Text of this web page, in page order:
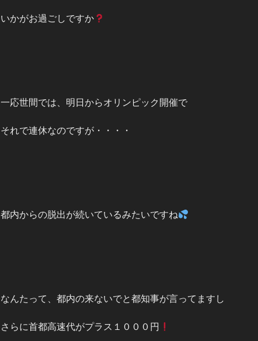
いかがお過ごしですか
一応世間では、明日からオリンピック開催で
それで連休なのですが・・・・
都内からの脱出が続いているみたいですね
なんたって、都内の来ないでと都知事が言ってますし
さらに首都高速代がプラス１０００円